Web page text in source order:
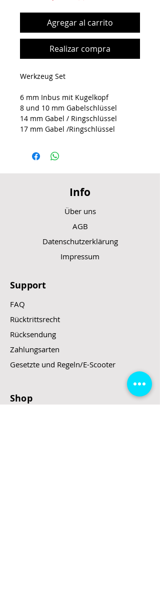
Agregar al carrito
Realizar compra
Werkzeug Set
6 mm Inbus mit Kugelkopf
8 und 10 mm Gabelschlüssel
14 mm Gabel / Ringschlüssel
17 mm Gabel /Ringschlüssel
Info
Über uns
AGB
Datenschutzerklärung
Impressum
Support
FAQ
Rücktrittsrecht
Rücksendung
Zahlungsarten
Gesetzte und Regeln/E-Scooter
Shop